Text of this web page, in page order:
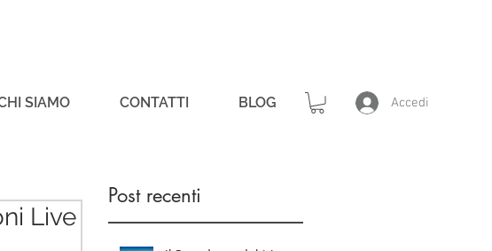
SIAMO CONTATTI BLOG Accedi
Live
Post recenti